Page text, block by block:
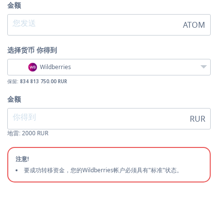
金额
ATOM
选择货币 你得到
Wildberries
保留: 834 813 750.00 RUR
金额
RUR
地雷:2000 RUR
注意!
要成功转移资金，您的Wildberries帐户必须具有"标准"状态。